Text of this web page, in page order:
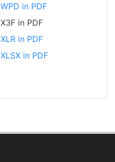
WPD in PDF
X3F in PDF
XLR in PDF
XLSX in PDF